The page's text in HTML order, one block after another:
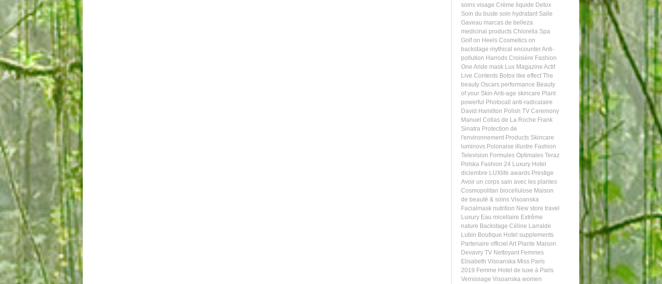
soins visage Crème liquide Detox
Soin du buste soin hydratant Salle
Gaveau marcas de belleza
medicinal products Chlorella Spa
Golf on Heels Cosmetics on
backstage mythical encounterAnti-
pollution Harrods Croisière Fashion
One Aride mask Lux Magazine Actif
Live Contents Botox like effect The
beauty Oscars performance Beauty
of your Skin Anti-age skincare Plant
powerful
Photocall
anti-radicalaire
David Hamilton Polish TV Ceremony
Manuel Collas de La Roche Frank
Sinatra Protection de
l'environnement Products Skincare
luminovs Polonaise illustre Fashion
Television Formules Optimales Teraz
Polska Fashion 24 Luxury Hotel
diciembre LUXlife awards Prestige
Avoir un corps sain avec les plantes
Cosmopolitan biocellulose Maison
de beauté & soins Visoanska
Facialmask nutrition New store travel
Luxury Eau micellaire Extrême
nature Backstage Céline Larralde
Lubin Boutique Hotel supplements
Partenaire officiel Art Plante Maison
Devavry TV Nettoyant Femmes
Elisabeth Visoanska Miss Paris
2019 Femme Hotel de luxe à Paris
Vernissage Visoanska women